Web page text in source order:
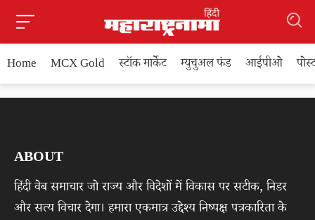
Home MCX Gold स्टॉक मार्केट म्युचुअल फंड आईपीओ
ABOUT
हिंदी वेब समाचार जो राज्य और विदेशों में विकास पर सटीक, निडर
और सत्य विचार देगा। हमारा एकमात्र उद्देश्य निष्पक्ष पत्रकारिता के